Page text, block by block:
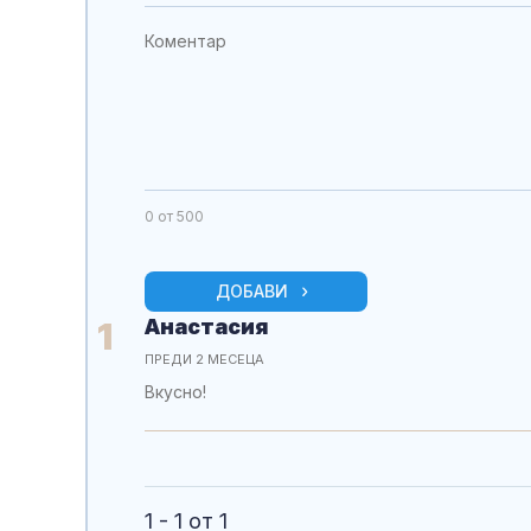
0 от 500
ДОБАВИ
1 Анастасия
ПРЕДИ 2 МЕСЕЦА
Вкусно!
1 - 1 от 1